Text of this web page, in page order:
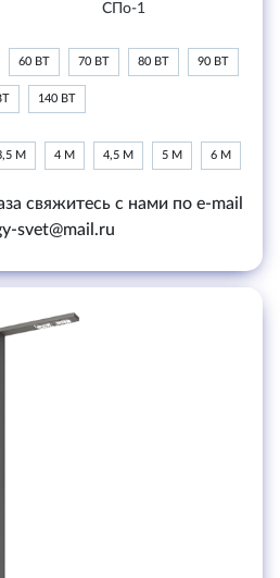
СПо-1
60 ВТ 70 ВТ 80 ВТ 90 ВТ
140 ВТ
М 4 М 4,5 М 5 М 6 М
свяжитесь с нами по e-mail
svet@mail.ru